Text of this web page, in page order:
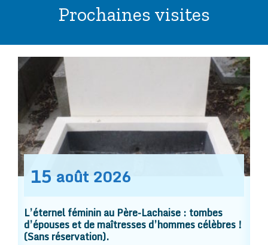
Prochaines visites
15 août 2026
L’éternel féminin au Père-Lachaise : tombes
d’épouses et de maîtresses d’hommes célèbres !
(Sans réservation).